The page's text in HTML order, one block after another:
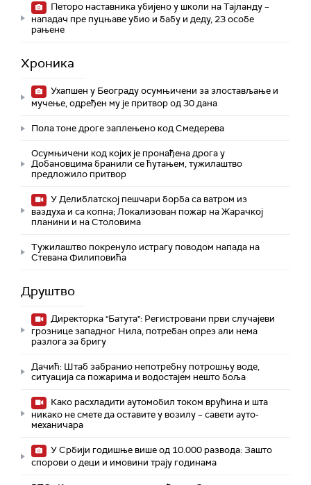
Петоро наставника убијено у школи на Тајланду –
нападач пре пуцњаве убио и бабу и деду, 23 особе
рањене
Хроника
Ухапшен у Београду осумњичени за злостављање и
мучење, одређен му је притвор од 30 дана
Пола тоне дроге заплењено код Смедерева
Осумњичени код којих је пронађена дрога у
Добановцима бранили се ћутањем, тужилаштво
предложило притвор
У Делиблатској пешчари борба са ватром из
ваздуха и са копна; Локализован пожар на Жарачкој
планини и на Столовима
Тужилаштво покренуло истрагу поводом напада на
Стевана Филиповића
Друштво
Директорка "Батута": Регистровани први случајеви
грознице западног Нила, потребан опрез али нема
разлога за бригу
Дачић: Штаб забранио непотребну потрошњу воде,
ситуација са пожарима и водостајем нешто боља
Како расхладити аутомобил током врућина и шта
никако не смете да оставите у возилу – савети ауто-
механичара
У Србији годишње више од 10.000 развода: Зашто
спорови о деци и имовини трају годинама